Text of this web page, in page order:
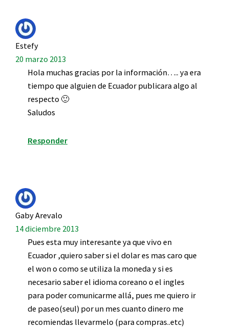
Estefy
20 marzo 2013
Hola muchas gracias por la información….. ya era
tiempo que alguien de Ecuador publicara algo al
respecto 🙂
Saludos
Responder
Gaby Arevalo
14 diciembre 2013
Pues esta muy interesante ya que vivo en
Ecuador ,quiero saber si el dolar es mas caro que
el won o como se utiliza la moneda y si es
necesario saber el idioma coreano o el ingles
para poder comunicarme allá, pues me quiero ir
de paseo(seul) por un mes cuanto dinero me
recomiendas llevarmelo (para compras..etc)